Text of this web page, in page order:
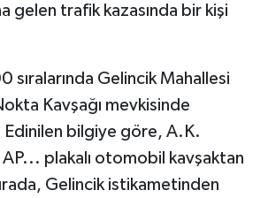
gelen trafik kazasında bir kişi
sıralarında Gelincik Mahallesi
Kavşağı mevkisinde
bilgiye göre, A.K.
plakalı otomobil kavşaktan
Gelincik istikametinden